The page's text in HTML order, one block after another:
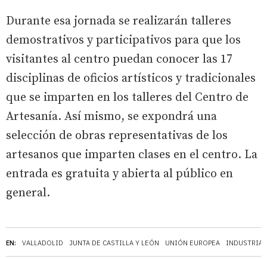
EN: VALLADOLID JUNTA DE CASTILLA Y LEÓN UNIÓN EUROPEA INDUSTRIA
Durante esa jornada se realizarán talleres
demostrativos y participativos para que los
visitantes al centro puedan conocer las 17
disciplinas de oficios artísticos y tradicionales
que se imparten en los talleres del Centro de
Artesanía. Así mismo, se expondrá una
selección de obras representativas de los
artesanos que imparten clases en el centro. La
entrada es gratuita y abierta al público en
general.